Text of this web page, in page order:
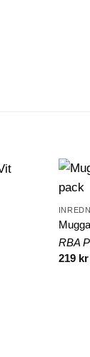
RBA
219 kr